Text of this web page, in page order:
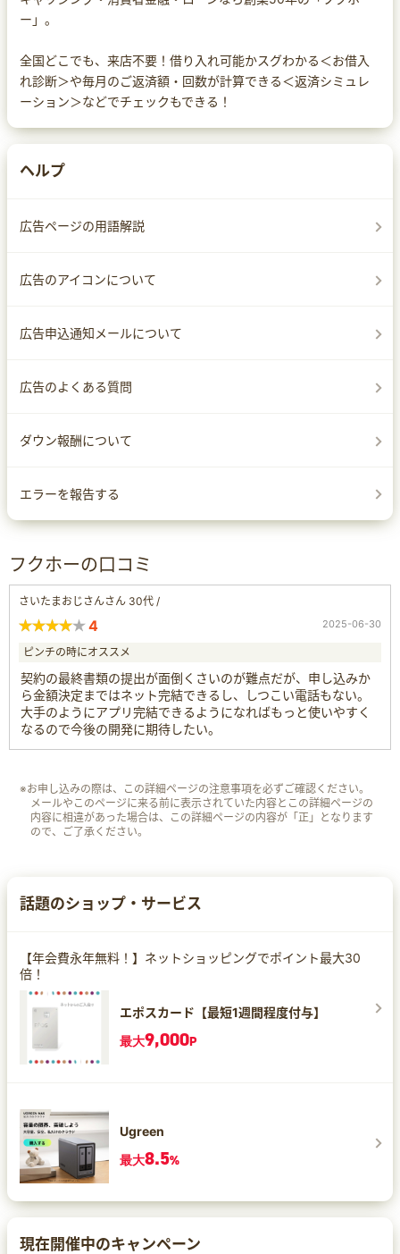
ー」。
全国どこでも、来店不要！借り入れ可能かスグわかる＜お借入
れ診断＞や毎月のご返済額・回数が計算できる＜返済シミュレ
ーション＞などでチェックもできる！
ヘルプ
広告ページの用語解説
広告のアイコンについて
広告申込通知メールについて
広告のよくある質問
ダウン報酬について
エラーを報告する
フクホーの口コミ
さいたまおじさんさん 30代 /
4 2025-06-30
ピンチの時にオススメ
契約の最終書類の提出が面倒くさいのが難点だが、申し込みか
ら金額決定まではネット完結できるし、しつこい電話もない。
大手のようにアプリ完結できるようになればもっと使いやすく
なるので今後の開発に期待したい。
※お申し込みの際は、この詳細ページの注意事項を必ずご確認ください。
メールやこのページに来る前に表示されていた内容とこの詳細ページの
内容に相違があった場合は、この詳細ページの内容が「正」となります
ので、ご了承ください。
話題のショップ・サービス
【年会費永年無料！】ネットショッピングでポイント最大30
倍！
エポスカード【最短1週間程度付与】
最大9,000P
Ugreen
最大8.5%
現在開催中のキャンペーン